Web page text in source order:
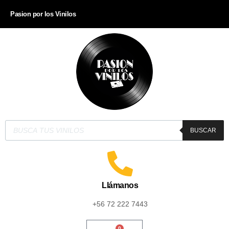
Pasion por los Vinilos
BUSCAR
Llámanos
+56 72 222 7443